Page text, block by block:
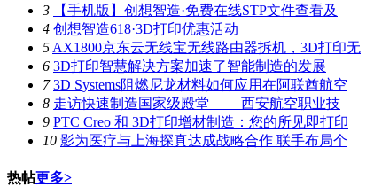
3
【手机版】创想智造·免费在线STP文件查看及
4 创想智造618·3D打印优惠活动
5 AX1800京东云无线宝无线路由器拆机，3D打印无
6 3D打印智慧解决方案加速了智能制造的发展
7 3D Systems阻燃尼龙材料如何应用在阿联酋航空
8 走访快速制造国家级殿堂 ——西安航空职业技
9 PTC Creo 和 3D打印增材制造：您的所见即打印
10 影为医疗与上海探真达成战略合作 联手布局个
热帖更多>